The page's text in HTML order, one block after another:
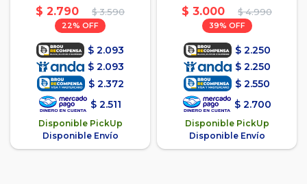
Blanco
$ 2.790 $ 3.590
22
$ 2.093
$ 2.093
$ 2.372
$ 2.511
Disponible PickUp
Disponible Envío
$ 3.000 $ 4.990
39
$ 2.250
$ 2.250
$ 2.550
$ 2.700
Disponible PickUp
Disponible Envío